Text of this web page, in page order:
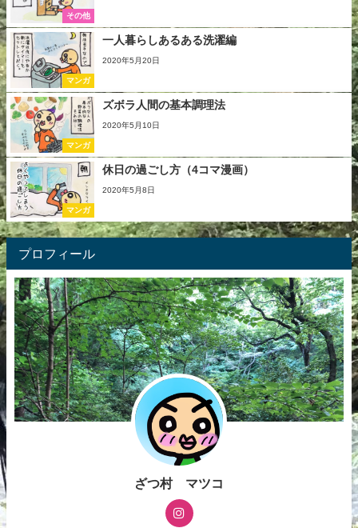
その他
マンガ
一人暮らしあるある洗濯編
2020年5月20日
マンガ
ズボラ人間の基本調理法
2020年5月10日
マンガ
休日の過ごし方（4コマ漫画）
2020年5月8日
プロフィール
ざつ村 マツコ